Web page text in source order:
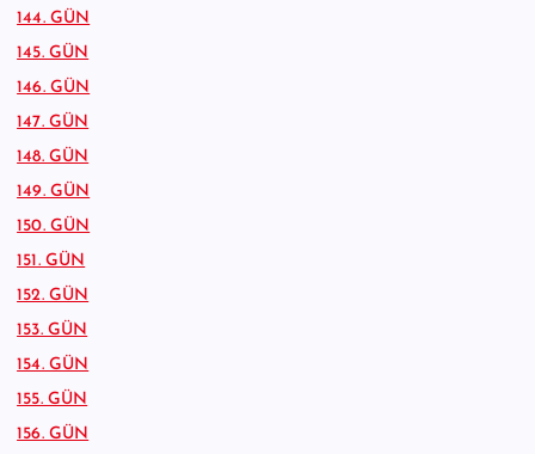
144. GÜN
145. GÜN
146. GÜN
147. GÜN
148. GÜN
149. GÜN
150. GÜN
151. GÜN
152. GÜN
153. GÜN
154. GÜN
155. GÜN
156. GÜN